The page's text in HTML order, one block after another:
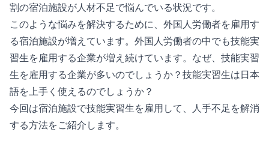
割の宿泊施設が人材不足で悩んでいる状況です。
このような悩みを解決するために、外国人労働者を雇用す
る宿泊施設が増えています。外国人労働者の中でも技能実
習生を雇用する企業が増え続けています。なぜ、技能実習
生を雇用する企業が多いのでしょうか？技能実習生は日本
語を上手く使えるのでしょうか？
今回は宿泊施設で技能実習生を雇用して、人手不足を解消
する方法をご紹介します。